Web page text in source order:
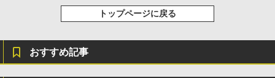
トップページに戻る
おすすめ記事